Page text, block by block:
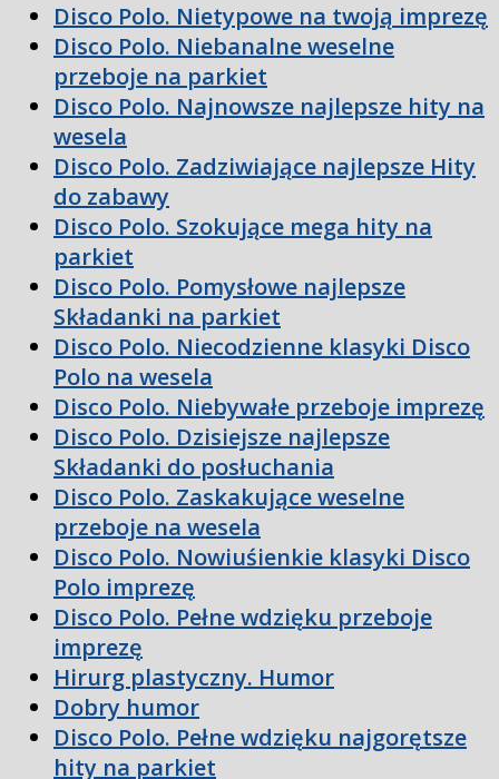
Disco Polo. Nietypowe na twoją imprezę
Disco Polo. Niebanalne weselne
przeboje na parkiet
Disco Polo. Najnowsze najlepsze hity na
wesela
Disco Polo. Zadziwiające najlepsze Hity
do zabawy
Disco Polo. Szokujące mega hity na
parkiet
Disco Polo. Pomysłowe najlepsze
Składanki na parkiet
Disco Polo. Niecodzienne klasyki Disco
Polo na wesela
Disco Polo. Niebywałe przeboje imprezę
Disco Polo. Dzisiejsze najlepsze
Składanki do posłuchania
Disco Polo. Zaskakujące weselne
przeboje na wesela
Disco Polo. Nowiuśienkie klasyki Disco
Polo imprezę
Disco Polo. Pełne wdzięku przeboje
imprezę
Hirurg plastyczny. Humor
Dobry humor
Disco Polo. Pełne wdzięku najgorętsze
hity na parkiet